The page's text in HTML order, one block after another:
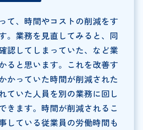
て、時間やコストの削減をす
。業務を見直してみると、同
認してしまっていた、など業
ると思います。これを改善す
かっていた時間が削減された
ていた人員を別の業務に回し
きます。時間が削減されるこ
している従業員の労働時間も